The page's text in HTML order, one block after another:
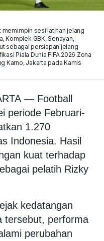
sesi latihan jelang
Komplek GBK, Senayan,
sebagai persiapan jelang
Piala Dunia FIFA 2026 Zona
Karno, Jakarta pada Kamis
— Football
periode Februari-
1.270
Indonesia. Hasil
kuat terhadap
pelatih Rizky
kedatangan
tersebut, performa
perubahan